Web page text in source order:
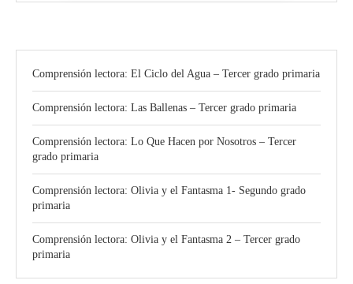
Comprensión lectora: El Ciclo del Agua – Tercer grado primaria
Comprensión lectora: Las Ballenas – Tercer grado primaria
Comprensión lectora: Lo Que Hacen por Nosotros – Tercer
grado primaria
Comprensión lectora: Olivia y el Fantasma 1- Segundo grado
primaria
Comprensión lectora: Olivia y el Fantasma 2 – Tercer grado
primaria